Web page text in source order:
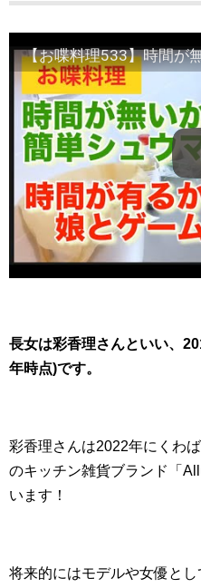
【お喋料理533】時間が
長女は彩香理さんといい、
年時点)です。
彩香理さんは2022年にくわ
のキッチン雑貨ブランド「
います！
将来的にはモデルや女優と